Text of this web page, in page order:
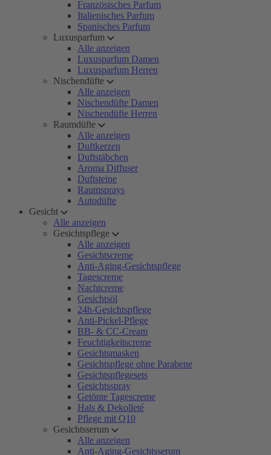
Französisches Parfum
Italienisches Parfum
Spanisches Parfum
Luxusparfum
Alle anzeigen
Luxusparfum Damen
Luxusparfum Herren
Nischendüfte
Alle anzeigen
Nischendüfte Damen
Nischendüfte Herren
Raumdüfte
Alle anzeigen
Duftkerzen
Duftstäbchen
Aroma Diffuser
Duftsteine
Raumsprays
Autodüfte
Gesicht
Alle anzeigen
Gesichtspflege
Alle anzeigen
Gesichtscreme
Anti-Aging-Gesichtspflege
Tagescreme
Nachtcreme
Gesichtsöl
24h-Gesichtspflege
Anti-Pickel-Pflege
BB- & CC-Cream
Feuchtigkeitscreme
Gesichtsmasken
Gesichtspflege ohne Parabene
Gesichtspflegesets
Gesichtsspray
Getönte Tagescreme
Hals & Dekolleté
Pflege mit Q10
Gesichtsserum
Alle anzeigen
Anti-Aging-Gesichtsserum